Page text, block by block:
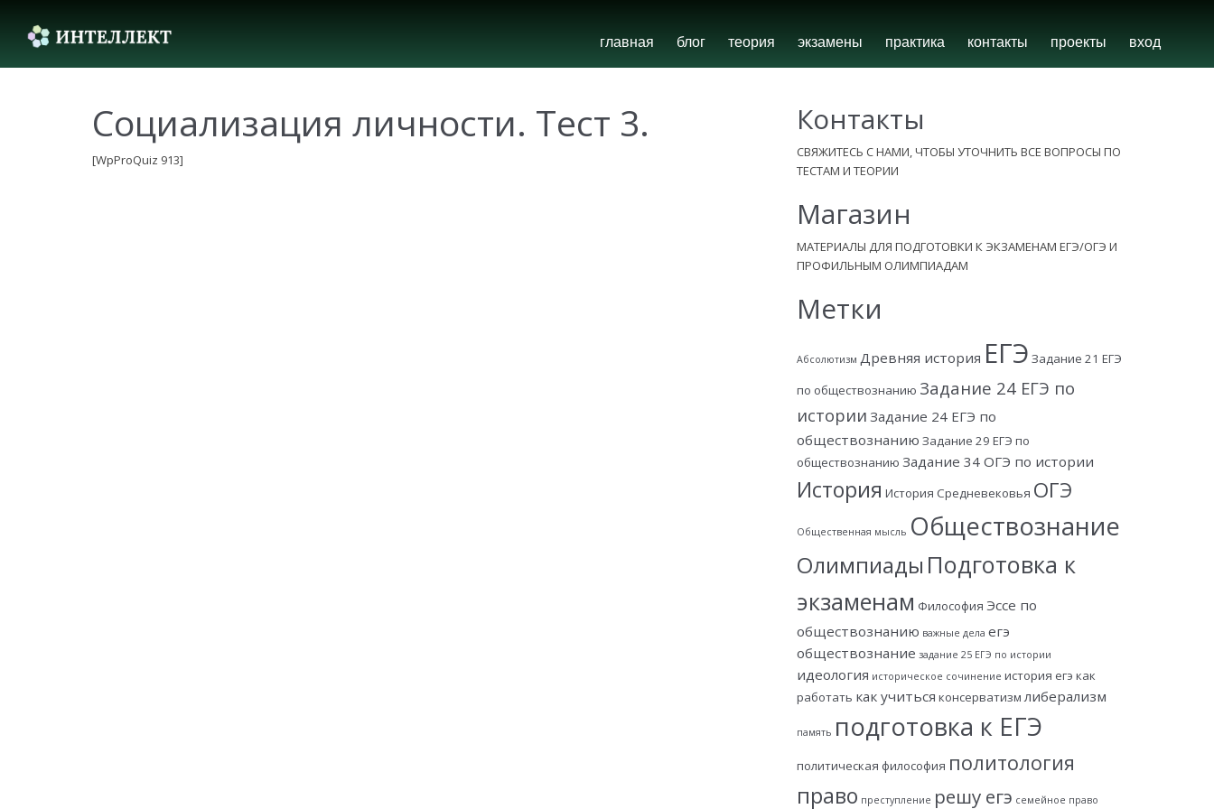
главная блог теория экзамены практика контакты проекты вход
Социализация личности. Тест 3.
[WpProQuiz 913]
Контакты
СВЯЖИТЕСЬ С НАМИ, ЧТОБЫ УТОЧНИТЬ ВСЕ ВОПРОСЫ ПО
ТЕСТАМ И ТЕОРИИ
Магазин
МАТЕРИАЛЫ ДЛЯ ПОДГОТОВКИ К ЭКЗАМЕНАМ ЕГЭ/ОГЭ И
ПРОФИЛЬНЫМ ОЛИМПИАДАМ
Метки
Абсолютизм Древняя история ЕГЭ Задание 21 ЕГЭ
по обществознанию Задание 24 ЕГЭ по
истории Задание 24 ЕГЭ по
обществознанию Задание 29 ЕГЭ по
обществознанию Задание 34 ОГЭ по истории
История История Средневековья ОГЭ
Общественная мысль Обществознание
Олимпиады Подготовка к
экзаменам Философия Эссе по
обществознанию важные дела егэ
обществознание задание 25 ЕГЭ по истории
идеология историческое сочинение история егэ как
работать как учиться консерватизм либерализм
память подготовка к ЕГЭ
политическая философия политология
право преступление решу егэ семейное право